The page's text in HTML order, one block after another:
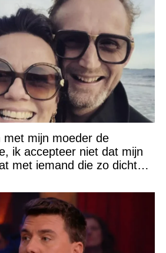
mijn moeder de
ik accepteer niet dat mijn
met iemand die zo dichtbij